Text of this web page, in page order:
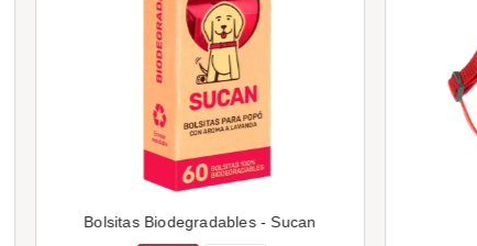
Bolsitas Biodegradables - Sucan